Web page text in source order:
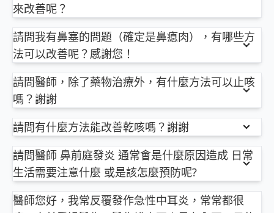
以上純係觀念交流，一切以醫師實際看診為準。
屏東明正耳鼻喉科診所 主治醫師
柳營奇美醫院耳鼻喉科 兼任主治醫師
余昊璋
問8健康新聞網 ►
問8 Facebook ►https://goo.gl/UZt42U
問8 醫學動畫 ►https://goo.gl/Fo1lHQ
醫師開立藥物、或藥物之所以存在，是因為藥物治療
疾病的好處遠大於其可能的副作用。
因為您已看了很多網路相關資訊，我相信您的問題其
實都已經搜尋過了，在此，我反而想多跟您溝通一些
用藥的觀念，才做了以上的回答，當然網友們負面評
論也一定不是空穴來風，只是要提醒您切莫「因噎廢
食」，若還是有疑問，歡迎再進一步討論。
以上純係觀念交流，一切以醫師實際看診為準。
屏東明正耳鼻喉科診所 主治醫師
柳營奇美醫院耳鼻喉科 兼任主治醫師
台灣最常見的過敏原是塵蟎，其他，像是太潮溼的環
境(易滋生塵蟎、黴菌)，冷氣或暖氣吹整夜空氣太乾
燥，空調濾網沒清洗，室內裝潢或油漆質料不好，貓
狗寵物養在室內等等都有可能。
建議可以先思考並去除可能的過敏原，以塵蟎為例，
清洗床墊、床單、被套等寢具，寢室不要有絨毛娃娃
或是玩偶，用除塵蟎的吸塵器，用高效能濾網的空氣
清淨機，控制室內溫溼度等等。
老屋壁癌、不良建材、廚房油煙⋯⋯，有鑑於一般住
家室內污染物繁多，即使在霧霾嚴重的季節，仍建議
利用空氣品質較佳的清晨，每天至少開窗半小時，以
利通風換氣。
來改善呢？
你提到的綜合維他命、维他命A、B對鼻過敏沒有任何
研究顯示有幫助。
D⋯⋯，但是，依目前較大規模的研究分析，並無法
宣稱能有效治療，產品廣告也只能說可以調整過敏體
質，可以與醫師討論後試試其中一、兩種，有些人的
病情或許可以得到幫助。
以上純係觀念交流，一切以醫師實際看診為準。
屏東明正耳鼻喉科診所 主治醫師
請問我有鼻塞的問題（確定是鼻瘜肉），有哪些方
法可以改善呢？感謝您！
首先，要先確定是人人都有的鼻肉（下鼻甲）肥大，
若確定為鼻瘜肉，處理分為內科（用藥）治療與外科
內科治療以鼻內類固醇噴劑與口服類固醇治療為主，
外科手術則以功能性鼻竇內視鏡清除瘜肉。
以上純係觀念交流，一切以醫師實際看診為準。
請問醫師，除了藥物治療外，有什麼方法可以止咳
嗎？謝謝
冰糖燉梨，鹽蒸柳橙，烘烤橘子，蒸洋蔥水⋯⋯
這些網路盛傳的止咳妙方，以西醫角度來看，這些食
譜並無醫學實證能有效治療咳嗽，但以營養價值來
看，感冒咳嗽時適當的補充這些富含維他命C，水
好無壞。
請問有什麼方法能改善乾咳嗎？謝謝
我猜，您想問的大概是除了藥物治療之外的方法吧！
乾咳，喉嚨搔癢感較嚴重的，可以含喉糖(注意糖量勿
咳藥有效)，枇杷膏來舒緩乾咳。
請問醫師 鼻前庭發炎 通常會是什麼原因造成 日常
生活需要注意什麼 或是該怎麼預防呢?
醫師您好，我常反覆發作急性中耳炎，常常都很